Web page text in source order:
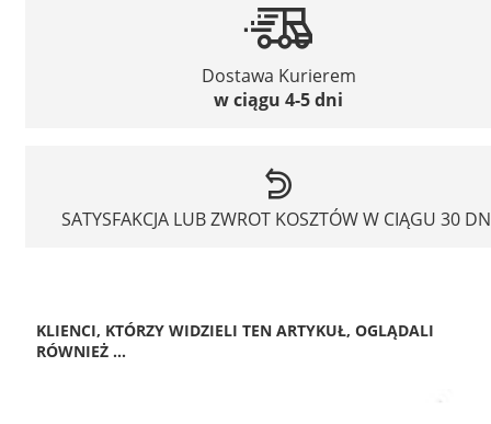
Dostawa Kurierem
w ciągu 4-5 dni
SATYSFAKCJA LUB ZWROT KOSZTÓW W CIĄGU 30
KLIENCI, KTÓRZY WIDZIELI TEN ARTYKUŁ, OGLĄDALI
RÓWNIEŻ ...